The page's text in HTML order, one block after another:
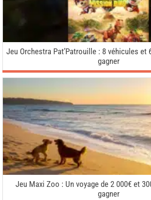
Jeu Orchestra Pat’Patrouille : 8 véhicules et
gagner
Jeu Maxi Zoo : Un voyage de 2 000€ et
gagner